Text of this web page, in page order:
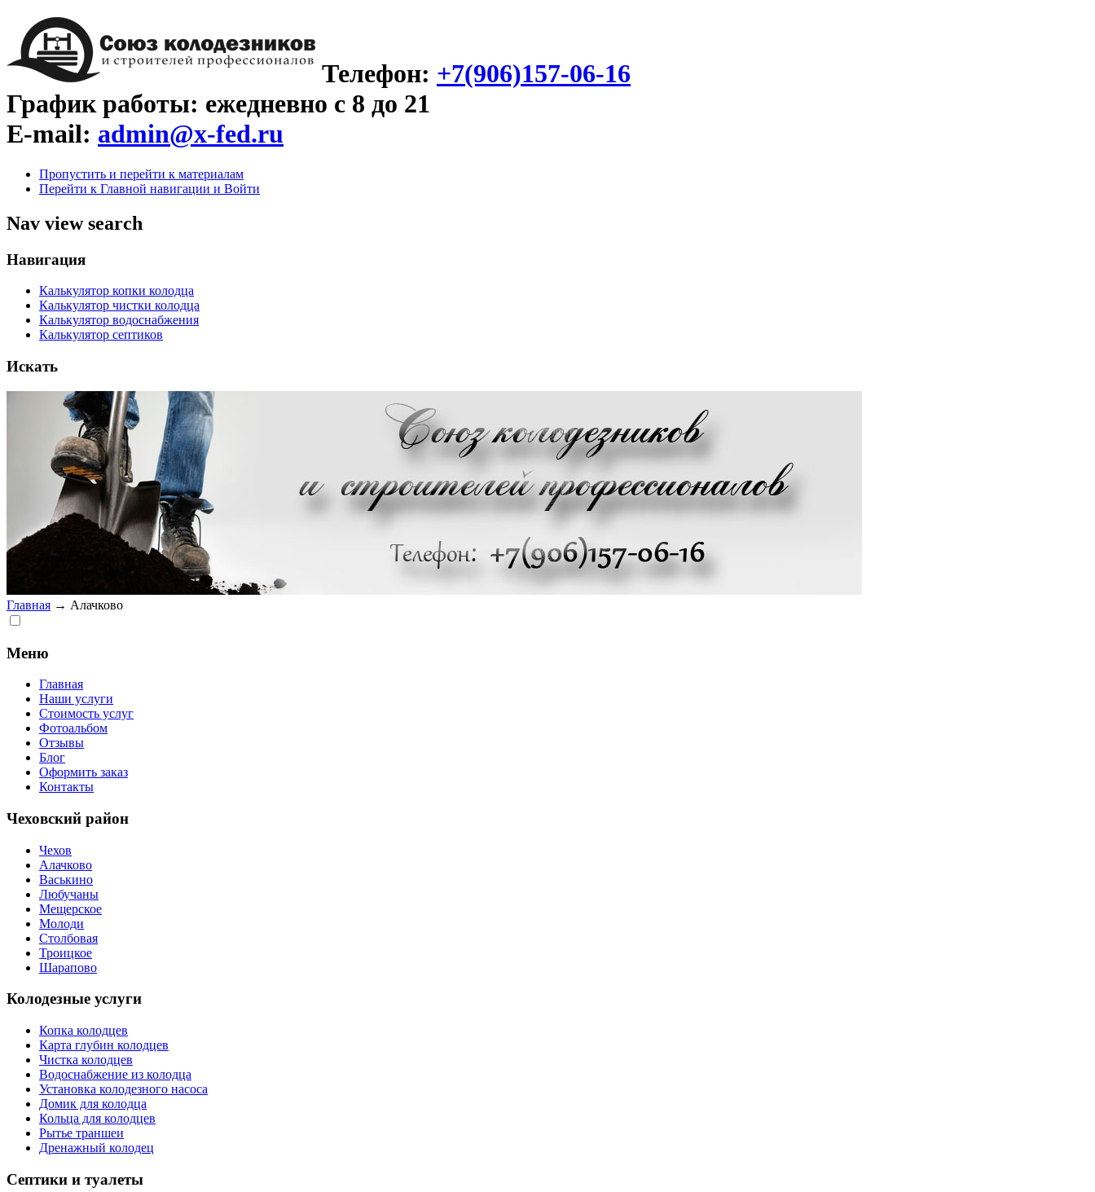
Телефон: +7(906)157-06-16
График работы: ежедневно с 8 до 21
E-mail: admin@x-fed.ru
Пропустить и перейти к материалам
Перейти к Главной навигации и Войти
Nav view search
Навигация
Калькулятор копки колодца
Калькулятор чистки колодца
Калькулятор водоснабжения
Калькулятор септиков
Искать
Главная → Алачково
Меню
Главная
Наши услуги
Стоимость услуг
Фотоальбом
Отзывы
Блог
Оформить заказ
Контакты
Чеховский район
Чехов
Алачково
Васькино
Любучаны
Мещерское
Молоди
Столбовая
Троицкое
Шарапово
Колодезные услуги
Копка колодцев
Карта глубин колодцев
Чистка колодцев
Водоснабжение из колодца
Установка колодезного насоса
Домик для колодца
Кольца для колодцев
Рытье траншеи
Дренажный колодец
Септики и туалеты